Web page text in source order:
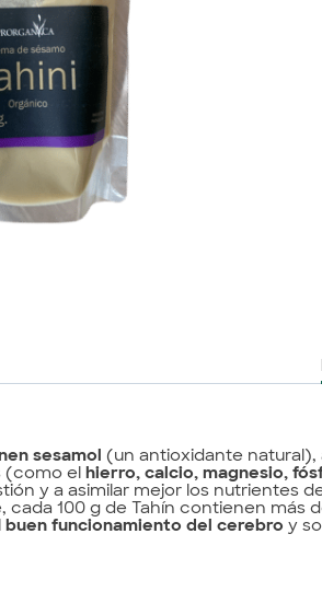
sesamol (un antioxidante natural),
(como el hierro, calcio, magnesio,
y a asimilar mejor los nutrientes
cada 100 g de Tahín contienen más
buen funcionamiento del cerebro y